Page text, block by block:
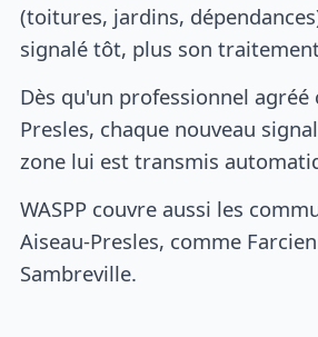
(toitures, jardins,
signalé tôt, plus son
Dès qu'un professionnel agréé
Presles, chaque nouveau
zone lui est transmis
WASPP couvre aussi les
Aiseau-Presles, comme
Sambreville.